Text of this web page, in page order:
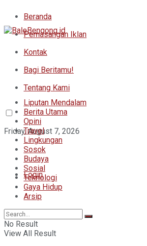
Beranda
Pemasangan Iklan
Kontak
Bagi Beritamu!
Tentang Kami
Friday, August 7, 2026
Login
Liputan Mendalam
Berita Utama
Opini
Travel
Lingkungan
Sosok
Budaya
Sosial
Teknologi
Gaya Hidup
Arsip
No Result
View All Result